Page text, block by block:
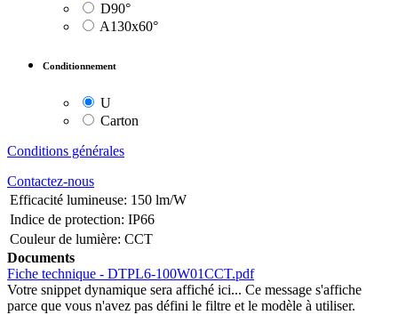
D90°
A130x60°
Conditionnement
U
Carton
Conditions générales
Contactez-nous
Efficacité lumineuse: 150 lm/W
Indice de protection: IP66
Couleur de lumière: CCT
Documents
Fiche technique - DTPL6-100W01CCT.pdf
Votre snippet dynamique sera affiché ici... Ce message s'affiche
parce que vous n'avez pas défini le filtre et le modèle à utiliser.